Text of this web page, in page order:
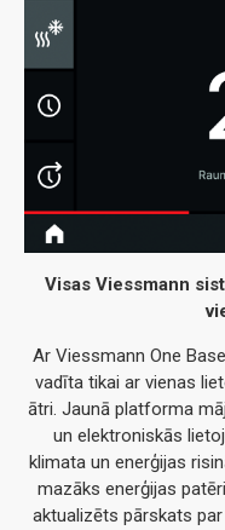
Visas Viessmann
Ar Viessmann One
vadīta tikai ar vienas
ātri. Jaunā platforma
un elektroniskās
klimata un enerģijas
mazāks enerģijas
aktualizēts pārskats